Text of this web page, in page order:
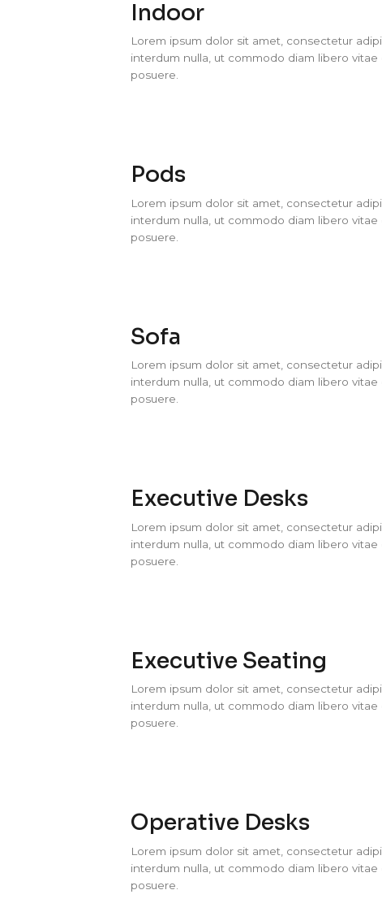
Indoor
Lorem ipsum dolor sit amet, consectetur
interdum nulla, ut commodo diam libero
posuere.
Pods
Lorem ipsum dolor sit amet, consectetur
interdum nulla, ut commodo diam libero
posuere.
Sofa
Lorem ipsum dolor sit amet, consectetur
interdum nulla, ut commodo diam libero
posuere.
Executive Desks
Lorem ipsum dolor sit amet, consectetur
interdum nulla, ut commodo diam libero
posuere.
Executive Seating
Lorem ipsum dolor sit amet, consectetur
interdum nulla, ut commodo diam libero
posuere.
Operative Desks
Lorem ipsum dolor sit amet, consectetur
interdum nulla, ut commodo diam libero
posuere.